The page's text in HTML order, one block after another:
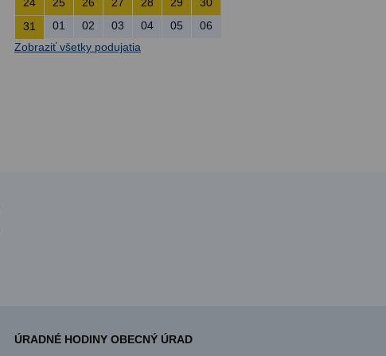
31
01 02 03 04 05
06
Zobraziť všetky podujatia
ÚRADNÉ HODINY OBECNÝ ÚRAD